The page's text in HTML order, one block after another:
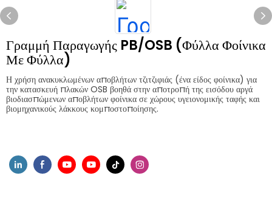
Γραμμή Παραγωγής PB/OSB (φύλλα Φοίνικα
Με Φύλλα)
Η χρήση ανακυκλωμένων αποβλήτων τζιτζιφιάς (ένα είδος φοίνικα) για
την κατασκευή πλακών OSB βοηθά στην αποτροπή της εισόδου αργά
βιοδιασπώμενων αποβλήτων φοίνικα σε χώρους υγειονομικής ταφής και
βιομηχανικούς λάκκους κομποστοποίησης.